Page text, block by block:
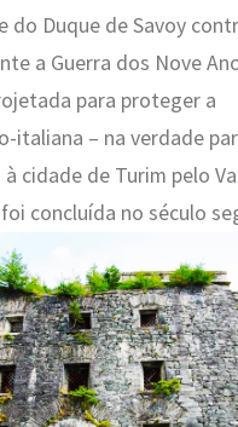
do Duque de Savoy
a Guerra dos Nove
para proteger a
italiana – na verdade
cidade de Turim pelo
concluída no século